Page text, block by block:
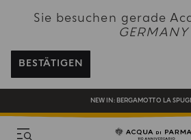
Sie besuchen gerade
GERMANY
BESTÄTIGEN
BEI ALLEN BESTELLUNGEN ÜBER 120€
LIEFERUNG
REGISTRIEREN SIE SICH UND GENIESSEN SIE
EIN GESCHENK FÜR SIE AUF ALLE
NEW IN: BERGAMOTTO LA